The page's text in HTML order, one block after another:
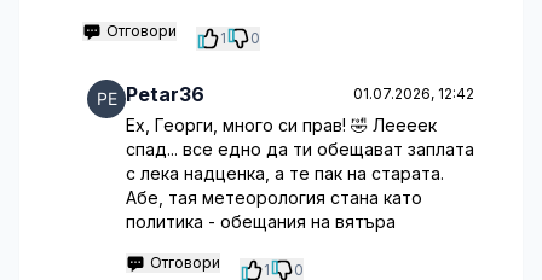
Отговори 1 0
Petar36 01.07.2026, 12:42
Ех, Георги, много си прав! 🤣 Леееек
спад... все едно да ти обещават заплата
с лека надценка, а те пак на старата.
Абе, тая метеорология стана като
политика - обещания на вятъра
Отговори 1 0